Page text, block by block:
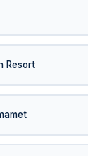
Resort